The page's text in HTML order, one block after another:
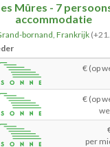
Mûres - 7
accommodatie
bornand, Frankrijk
€ (op
€ (op
per